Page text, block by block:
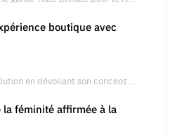
boutique avec
la féminité affirmée à la